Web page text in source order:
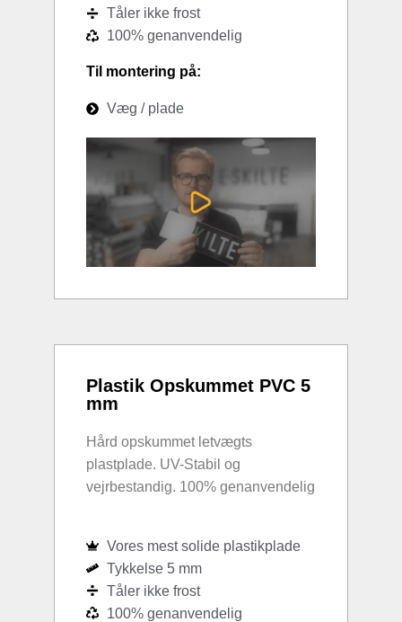
Tåler ikke frost
100% genanvendelig
Til montering på:
Væg / plade
Plastik Opskummet PVC 5
mm
Hård opskummet letvægts
plastplade. UV-Stabil og
vejrbestandig. 100% genanvendelig
Vores mest solide plastikplade
Tykkelse 5 mm
Tåler ikke frost
100% genanvendelig